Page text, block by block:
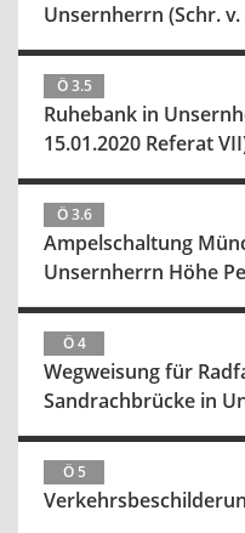
Unsernherrn (Schr. v.
Ö 3.5
Ruhebank in
15.01.2020 Referat
Ö 3.6
Ampelschaltung
Unsernherrn Höhe
Ö 4
Wegweisung für
Sandrachbrücke in
Ö 5